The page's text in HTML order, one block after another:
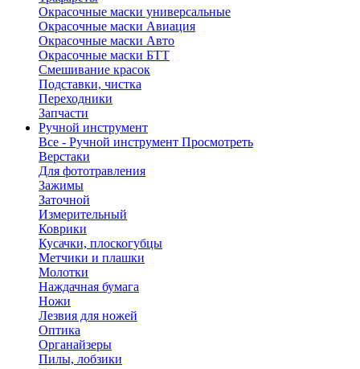
Окрасочные маски универсальные
Окрасочные маски Авиация
Окрасочные маски Авто
Окрасочные маски БТТ
Смешивание красок
Подставки, чистка
Переходники
Запчасти
Ручной инструмент
Все - Ручной инструмент Просмотреть
Верстаки
Для фототравления
Зажимы
Заточной
Измерительный
Коврики
Кусачки, плоскогубцы
Метчики и плашки
Молотки
Наждачная бумага
Ножи
Лезвия для ножей
Оптика
Органайзеры
Пилы, лобзики